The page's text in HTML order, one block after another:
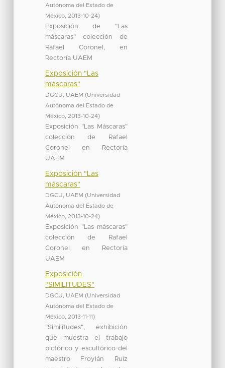
Autónoma del Estado de
México, 2013-10-24)
Exposición de "Las
máscaras" colección de
Rafael Coronel, en
Rectoría UAEM
Exposición "Las
máscaras"
DGCU, UAEM (Universidad
Autónoma del Estado de
México, 2013-10-24)
Exposición "Las Máscaras"
colección de Rafael
Coronel en Rectoría
UAEM
Exposición "Las
máscaras"
DGCU, UAEM (Universidad
Autónoma del Estado de
México, 2013-10-24)
Exposición "Las máscaras"
colección de Rafael
Coronel en Rectoría
UAEM
Exposición
"SIMILITUDES"
DGCU, UAEM (Universidad
Autónoma del Estado de
México, 2013-11-11)
"Similitudes", exhibición
que muestra el trabajo
pictórico y escultórico del
maestro Froylán Ruíz